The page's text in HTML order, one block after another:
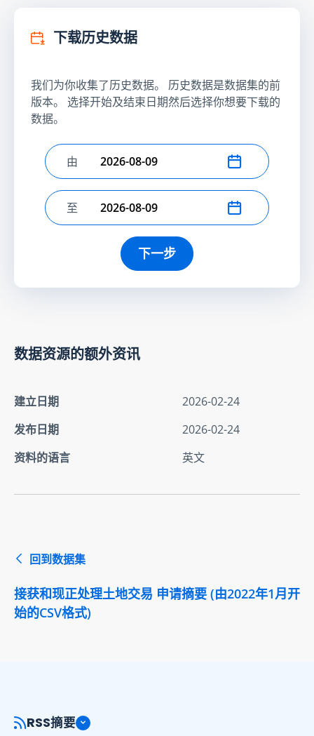
下载历史数据
我们为你收集了历史数据。 历史数据是数据集的前
版本。 选择开始及结束日期然后选择你想要下载的
数据。
选择开始日期
由
选择结束日期
至
下一步
数据资源的额外资讯
建立日期
2026-02-24
发布日期
2026-02-24
资料的语言
英文
回到数据集
接获和现正处理土地交易 申请摘要 (由2022年1月开
始的CSV格式)
RSS摘要